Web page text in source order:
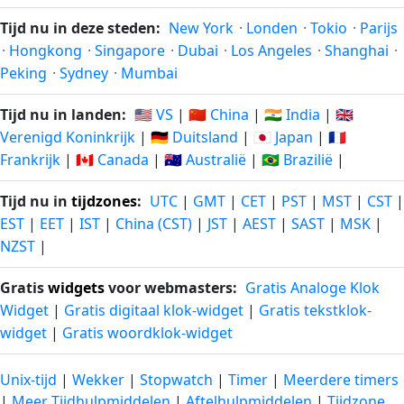
dagen
geleden
12-09-
2025
dagen
vanaf-nu
02-07-
2027
330
dagen
geleden
11-09-
2025
dagen
vanaf-nu
03-07-
2027
331
geleden
10-09-
2025
331
vanaf-nu
04-07-
2027
dagen
geleden
2025
dagen
vanaf-nu
2027
333
dagen
geleden
08-09-
333
dagen
vanaf-nu
Tijd nu in deze steden: New York · Londen · Tokio · Parijs
· Hongkong · Singapore · Dubai · Los Angeles · Shanghai ·
Peking · Sydney · Mumbai
Tijd nu in landen: 🇺🇸 VS | 🇨🇳 China | 🇮🇳 India | 🇬🇧
Verenigd Koninkrijk | 🇩🇪 Duitsland | 🇯🇵 Japan | 🇫🇷
Frankrijk | 🇨🇦 Canada | 🇦🇺 Australië | 🇧🇷 Brazilië |
Tijd nu in tijdzones: UTC | GMT | CET | PST | MST | CST |
EST | EET | IST | China (CST) | JST | AEST | SAST | MSK |
NZST |
Gratiswidgetsvoor webmasters: Gratis Analoge Klok
Widget | Gratis digitaal klok-widget | Gratis tekstklok-
widget | Gratis woordklok-widget
Unix-tijd | Wekker | Stopwatch | Timer | Meerdere timers